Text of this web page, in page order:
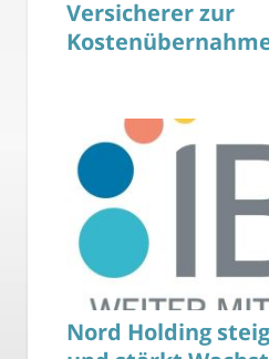
Versicherer zur
Nord Holding